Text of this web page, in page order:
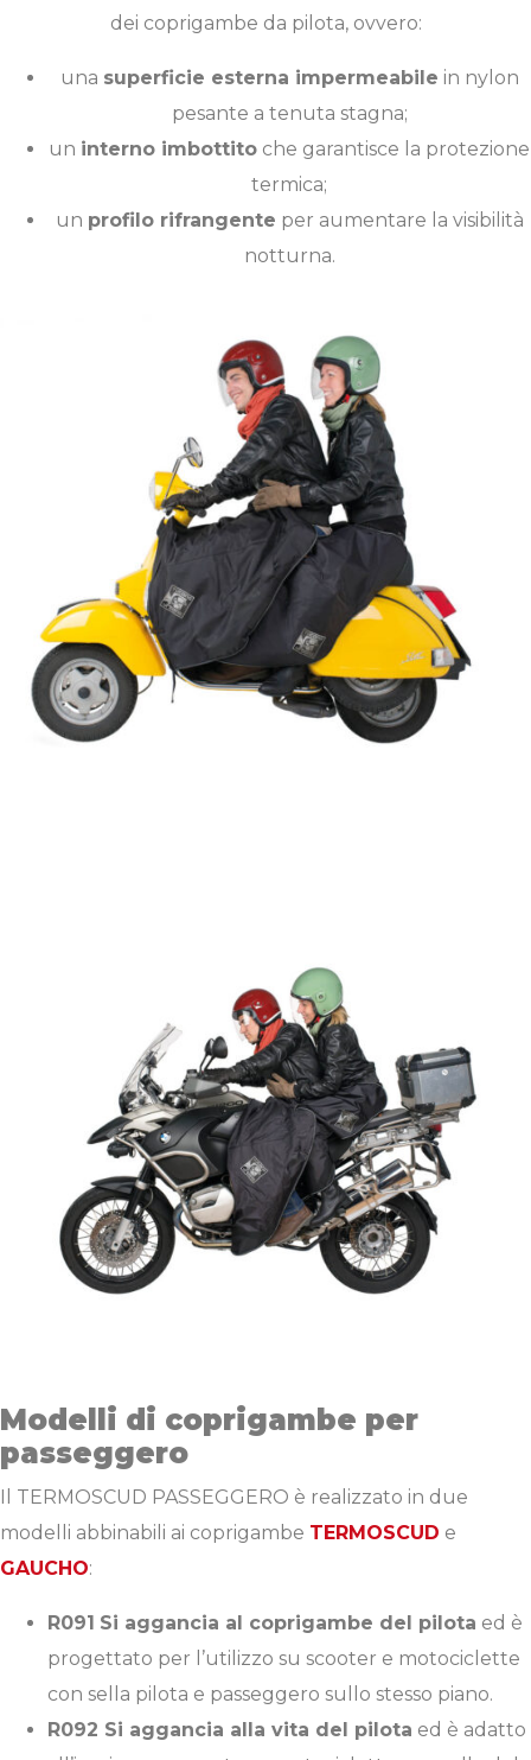
dei coprigambe da pilota, ovvero:
una superficie esterna impermeabile in nylon
pesante a tenuta stagna;
un interno imbottito che garantisce la protezione
termica;
un profilo rifrangente per aumentare la visibilità
notturna.
Modelli di coprigambe per
passeggero
Il TERMOSCUD PASSEGGERO è realizzato in due
modelli abbinabili ai coprigambe TERMOSCUD e
GAUCHO:
R091 Si aggancia al coprigambe del pilota ed è
progettato per l’utilizzo su scooter e motociclette
con sella pilota e passeggero sullo stesso piano.
R092 Si aggancia alla vita del pilota ed è adatto